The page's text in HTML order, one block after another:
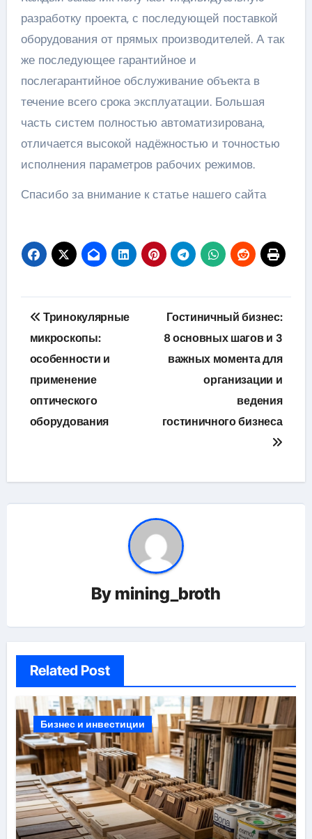
разработку проекта, с последующей поставкой
оборудования от прямых производителей. А так
же последующее гарантийное и
послегарантийное обслуживание объекта в
течение всего срока эксплуатации. Большая
часть систем полностью автоматизирована,
отличается высокой надёжностью и точностью
исполнения параметров рабочих режимов.
Спасибо за внимание к статье нашего сайта
Навигация
по
записям
Тринокулярные
микроскопы:
особенности и
применение
оптического
оборудования
Гостиничный бизнес:
8 основных шагов и 3
важных момента для
организации и
ведения
гостиничного бизнеса
By mining_broth
Related Post
Бизнес и инвестиции